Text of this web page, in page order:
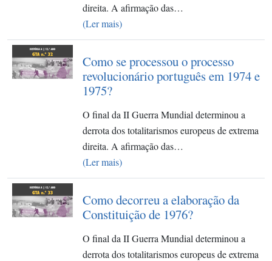
direita. A afirmação das…
(Ler mais)
Como se processou o processo
revolucionário português em 1974 e
1975?
O final da II Guerra Mundial determinou a
derrota dos totalitarismos europeus de extrema
direita. A afirmação das…
(Ler mais)
Como decorreu a elaboração da
Constituição de 1976?
O final da II Guerra Mundial determinou a
derrota dos totalitarismos europeus de extrema